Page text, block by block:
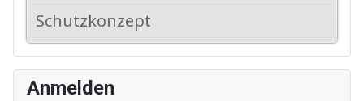
Schutzkonzept
Anmelden